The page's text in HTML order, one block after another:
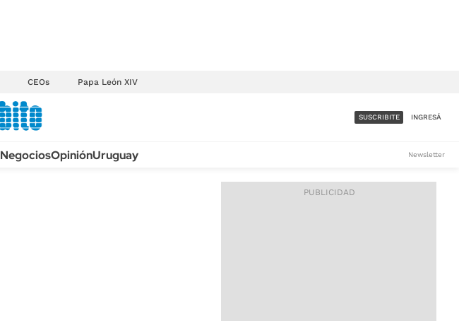
CEOs Papa León XIV
ACCESO FULL - $1.800/MES
SUSCRIBITE INGRESÁ
NegociosOpiniónUruguay Newsletter